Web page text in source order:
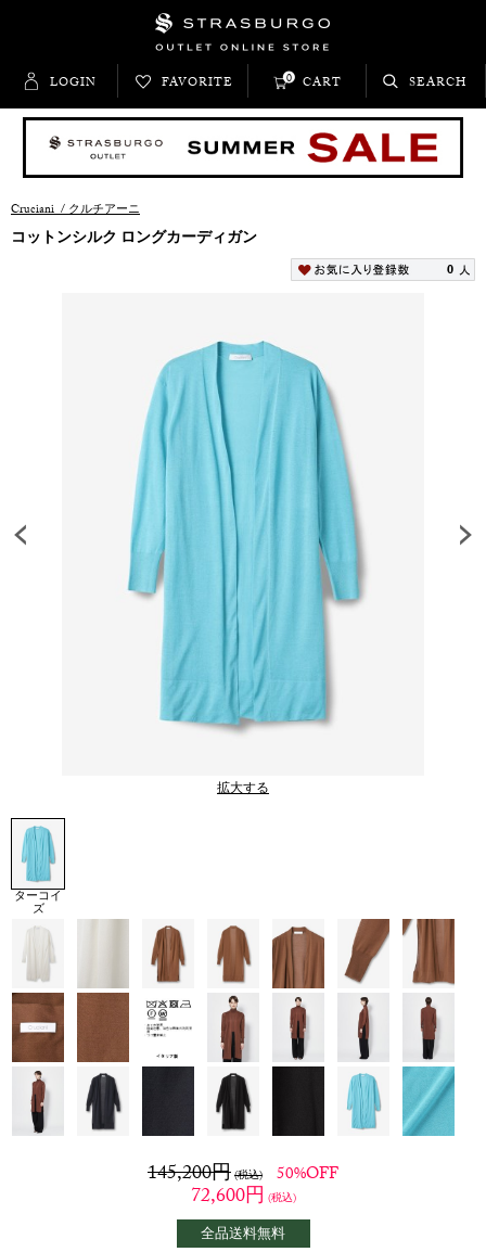
LOGIN FAVORITE CART
0 SEARCH
Cruciani/クルチアーニ
コットンシルク ロングカーディガン
0
拡大する
ターコイ
ズ
145,200円(税込) 50%OFF
72,600円 (税込)
全品送料無料